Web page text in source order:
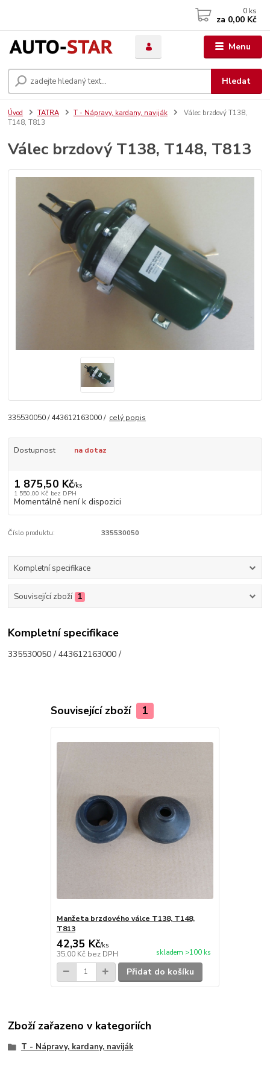
Menu
Hledat
0 ks
za 0,00 Kč
Úvod TATRA T - Nápravy, kardany, naviják
Válec brzdový T138,
T148, T813
Válec brzdový T138, T148, T813
335530050 / 443612163000 / celý popis
Dostupnost na dotaz
1 875,50 Kč/ks
1 550,00 Kč bez DPH
Momentálně není k dispozici
Číslo produktu: 335530050
Kompletní specifikace
Související zboží 1
Kompletní specifikace
335530050 / 443612163000 /
Související zboží 1
Manžeta brzdového válce T138, T148,
T813
42,35 Kč/ks
35,00 Kč bez DPH skladem >100 ks
Přidat do košíku
Zboží zařazeno v kategoriích
T - Nápravy, kardany, naviják